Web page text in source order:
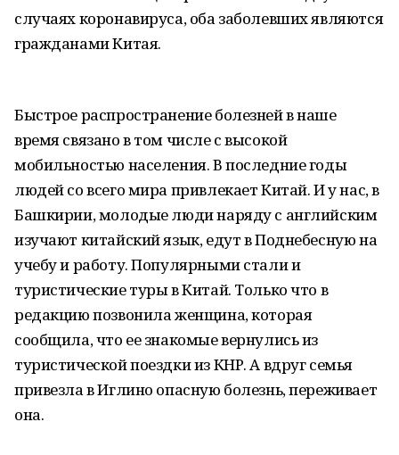
случаях коронавируса, оба заболевших являются
гражданами Китая.
Быстрое распространение болезней в наше
время связано в том числе с высокой
мобильностью населения. В последние годы
людей со всего мира привлекает Китай. И у нас, в
Башкирии, молодые люди наряду с английским
изучают китайский язык, едут в Поднебесную на
учебу и работу. Популярными стали и
туристические туры в Китай. Только что в
редакцию позвонила женщина, которая
сообщила, что ее знакомые вернулись из
туристической поездки из КНР. А вдруг семья
привезла в Иглино опасную болезнь, переживает
она.